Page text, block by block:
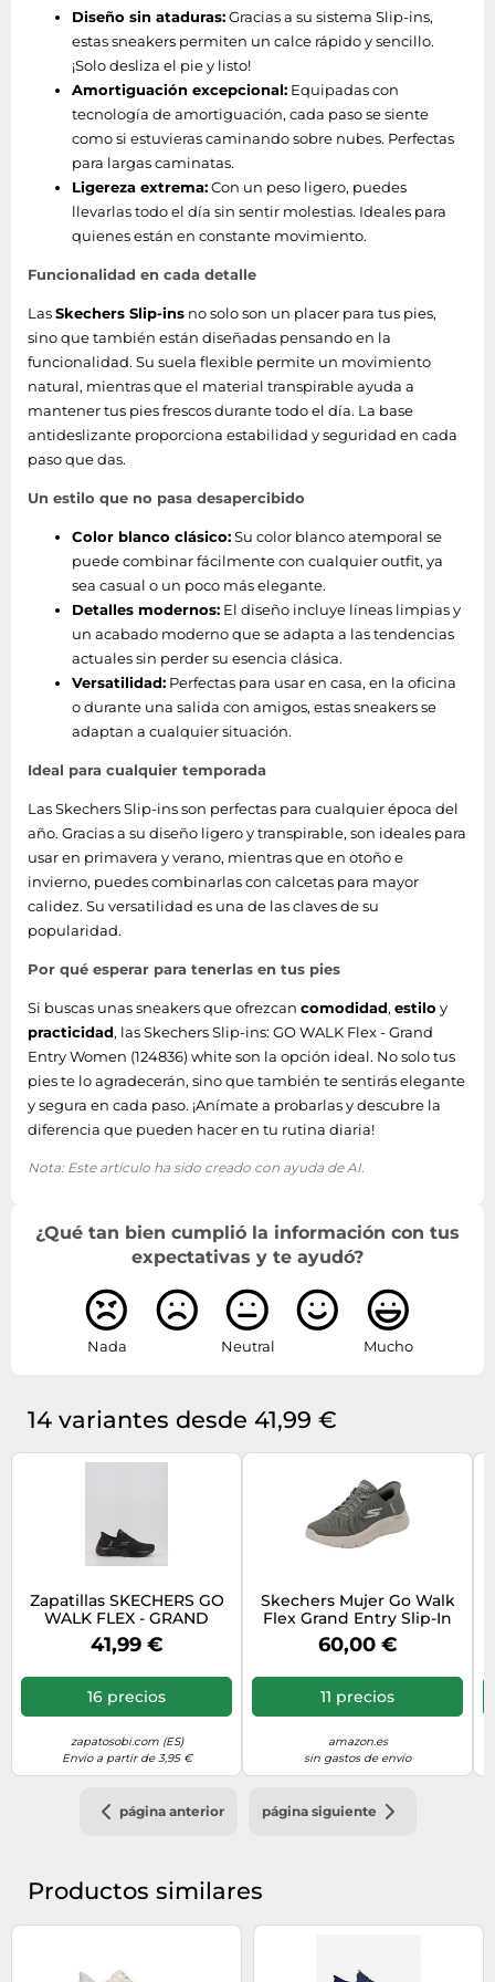
Diseño sin ataduras:Gracias a su sistema Slip-ins,
estas sneakers permiten un calce rápido y sencillo.
¡Solo desliza el pie y listo!
Amortiguación excepcional: Equipadas con
tecnología de amortiguación, cada paso se siente
como si estuvieras caminando sobre nubes. Perfectas
para largas caminatas.
Ligereza extrema:Con un peso ligero, puedes
llevarlas todo el día sin sentir molestias. Ideales para
quienes están en constante movimiento.
Funcionalidad en cada detalle
LasSkechers Slip-ins no solo son un placer para tus pies,
sino que también están diseñadas pensando en la
funcionalidad. Su suela flexible permite un movimiento
natural, mientras que el material transpirable ayuda a
mantener tus pies frescos durante todo el día. La base
antideslizante proporciona estabilidad y seguridad en cada
paso que das.
Un estilo que no pasa desapercibido
Color blanco clásico:Su color blanco atemporal se
puede combinar fácilmente con cualquier outfit, ya
sea casual o un poco más elegante.
Detalles modernos: El diseño incluye líneas limpias y
un acabado moderno que se adapta a las tendencias
actuales sin perder su esencia clásica.
Versatilidad: Perfectas para usar en casa, en la oficina
o durante una salida con amigos, estas sneakers se
adaptan a cualquier situación.
Ideal para cualquier temporada
Las Skechers Slip-ins son perfectas para cualquier época del
año. Gracias a su diseño ligero y transpirable, son ideales para
usar en primavera y verano, mientras que en otoño e
invierno, puedes combinarlas con calcetas para mayor
calidez. Su versatilidad es una de las claves de su
popularidad.
Por qué esperar para tenerlas en tus pies
Si buscas unas sneakers que ofrezcan comodidad, estilo y
practicidad, las Skechers Slip-ins: GO WALK Flex - Grand
Entry Women (124836) white son la opción ideal. No solo tus
pies te lo agradecerán, sino que también te sentirás elegante
y segura en cada paso. ¡Anímate a probarlas y descubre la
diferencia que pueden hacer en tu rutina diaria!
Nota: Este artículo ha sido creado con ayuda de AI.
¿Qué tan bien cumplió la información con tus
expectativas y te ayudó?
Nada Neutral Mucho
14 variantes desde 41,99 €
Zapatillas SKECHERS GO
WALK FLEX - GRAND
ENTRY 124836 negro - 38
41,99 €
16 precios
zapatosobi.com (ES)
Envío a partir de 3,95 €
Skechers Mujer Go Walk
Flex Grand Entry Slip-In
ENTRENADOR, Olive
Textile/Trim, 40 EU
60,00 €
11 precios
amazon.es
sin gastos de envío
página anterior página siguiente
Productos similares